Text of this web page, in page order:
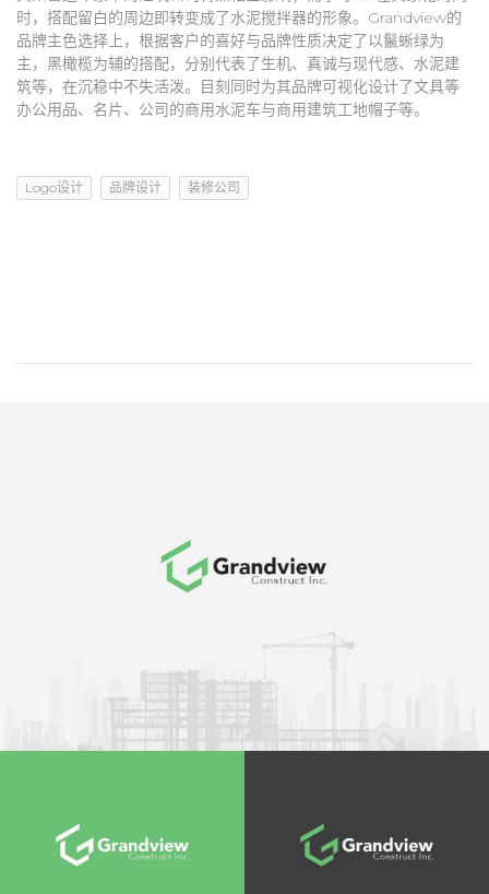
时，搭配留白的周边即转变成了水泥搅拌器的形象。Grandview的
品牌主色选择上，根据客户的喜好与品牌性质决定了以鬣蜥绿为
主，黑橄榄为辅的搭配，分别代表了生机、真诚与现代感、水泥建
筑等，在沉稳中不失活泼。目刻同时为其品牌可视化设计了文具等
办公用品、名片、公司的商用水泥车与商用建筑工地帽子等。
Logo设计 品牌设计 装修公司